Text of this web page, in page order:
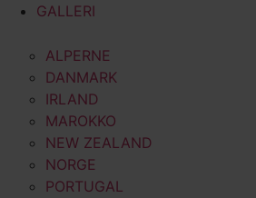
GALLERI
ALPERNE
DANMARK
IRLAND
MAROKKO
NEW ZEALAND
NORGE
PORTUGAL